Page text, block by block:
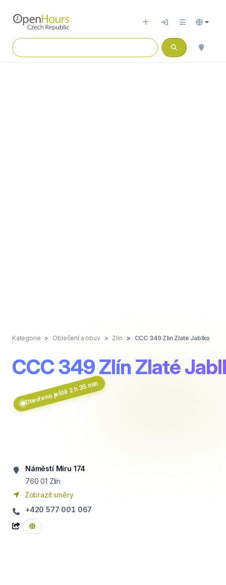
Kategorie Oblečení a obuv Zlín CCC 349 Zlín Zlaté Jablko
CCC 349 Zlín Zlaté
Otevřeno ještě 2 h 35 min
Náměstí Míru 174
760 01 Zlín
Zobrazit směry
+420 577 001 067